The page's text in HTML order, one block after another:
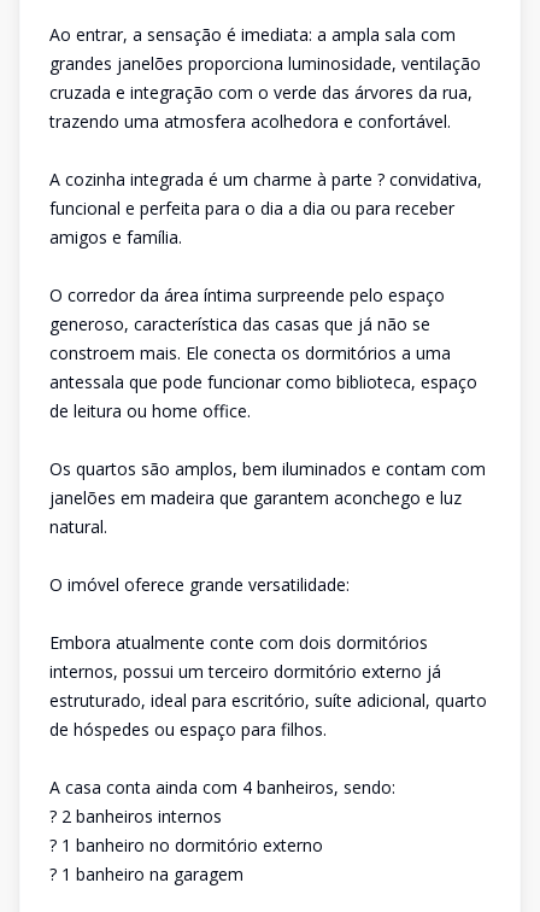
Ao entrar, a sensação é imediata: a ampla sala com
grandes janelões proporciona luminosidade, ventilação
cruzada e integração com o verde das árvores da rua,
trazendo uma atmosfera acolhedora e confortável.
A cozinha integrada é um charme à parte ? convidativa,
funcional e perfeita para o dia a dia ou para receber
amigos e família.
O corredor da área íntima surpreende pelo espaço
generoso, característica das casas que já não se
constroem mais. Ele conecta os dormitórios a uma
antessala que pode funcionar como biblioteca, espaço
de leitura ou home office.
Os quartos são amplos, bem iluminados e contam com
janelões em madeira que garantem aconchego e luz
natural.
O imóvel oferece grande versatilidade:
Embora atualmente conte com dois dormitórios
internos, possui um terceiro dormitório externo já
estruturado, ideal para escritório, suíte adicional, quarto
de hóspedes ou espaço para filhos.
A casa conta ainda com 4 banheiros, sendo:
? 2 banheiros internos
? 1 banheiro no dormitório externo
? 1 banheiro na garagem